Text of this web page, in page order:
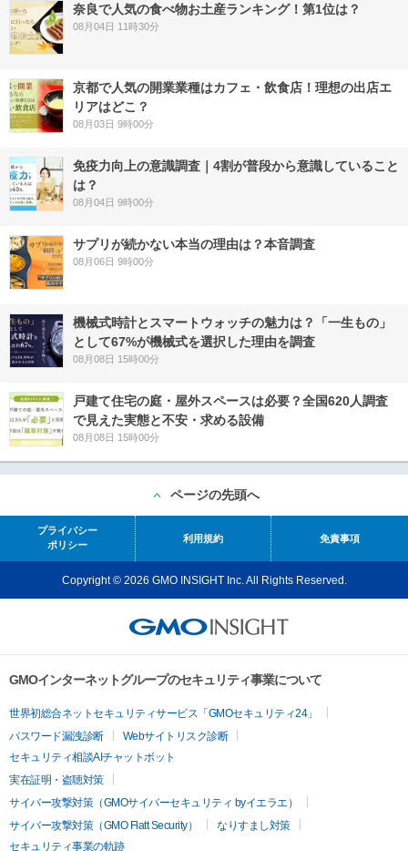
奈良で人気の食べ物お土産ランキング！第1位は？
08月04日 11時30分
京都で人気の開業業種はカフェ・飲食店！理想の出店エ
リアはどこ？
08月03日 9時00分
免疫力向上の意識調査｜4割が普段から意識していること
は？
08月04日 9時00分
サプリが続かない本当の理由は？本音調査
08月06日 9時00分
機械式時計とスマートウォッチの魅力は？「一生もの」
として67%が機械式を選択した理由を調査
08月08日 15時00分
戸建て住宅の庭・屋外スペースは必要？全国620人調査
で見えた実態と不安・求める設備
08月08日 15時00分
ページの先頭へ
プライバシー
ポリシー
利用規約 免責事項
Copyright © 2026 GMO INSIGHT Inc. All Rights Reserved.
GMOインターネットグループのセキュリティ事業について
世界初総合ネットセキュリティサービス「GMOセキュリティ24」
パスワード漏洩診断
Webサイトリスク診断
セキュリティ相談AIチャットボット
実在証明・盗聴対策
サイバー攻撃対策（GMOサイバーセキュリティ byイエラエ）
サイバー攻撃対策（GMO Flatt Security）
なりすまし対策
セキュリティ事業の軌跡